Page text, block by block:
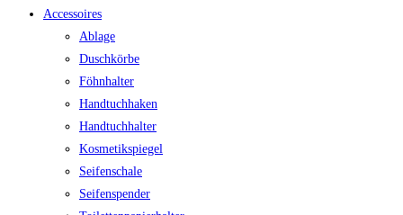
Accessoires
Ablage
Duschkörbe
Föhnhalter
Handtuchhaken
Handtuchhalter
Kosmetikspiegel
Seifenschale
Seifenspender